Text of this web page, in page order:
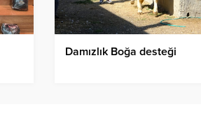
Damızlık Boğa desteği